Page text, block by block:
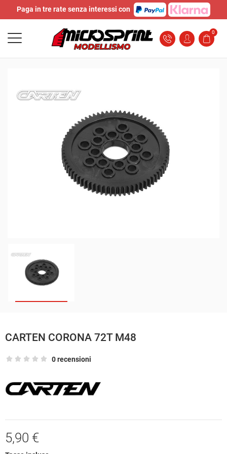
Paga in tre rate senza interessi con
0
CARTEN CORONA 72T M48
0 recensioni
5,90 €